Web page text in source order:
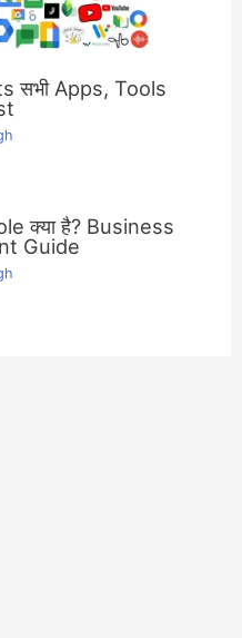
सभी Apps, Tools
क्या है? Business
Guide